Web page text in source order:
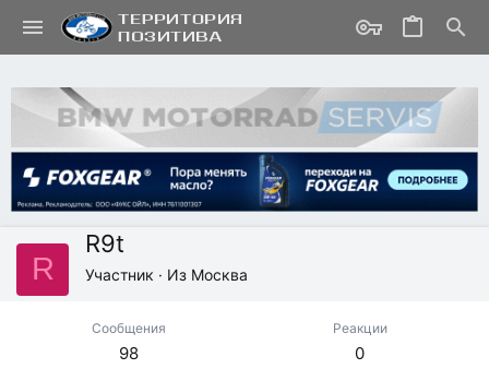
R
R9t
Участник · Из Москва
Сообщения
98
Реакции
0